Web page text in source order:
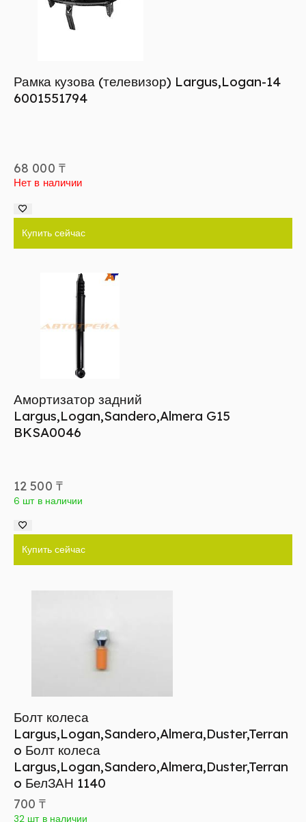
Рамка кузова (телевизор) Largus,Logan-14
6001551794
68 000 ₸
Нет в наличии
Купить сейчас
Амортизатор задний
Largus,Logan,Sandero,Almera G15
BKSA0046
12 500 ₸
6 шт в наличии
Купить сейчас
Болт колеса
Largus,Logan,Sandero,Almera,Duster,Terran
o Болт колеса
Largus,Logan,Sandero,Almera,Duster,Terran
o БелЗАН 1140
700₸
32 шт в наличии